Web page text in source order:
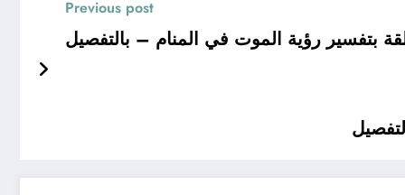
Previous post
بتفسير رؤية الموت في المنام – بالتفصيل